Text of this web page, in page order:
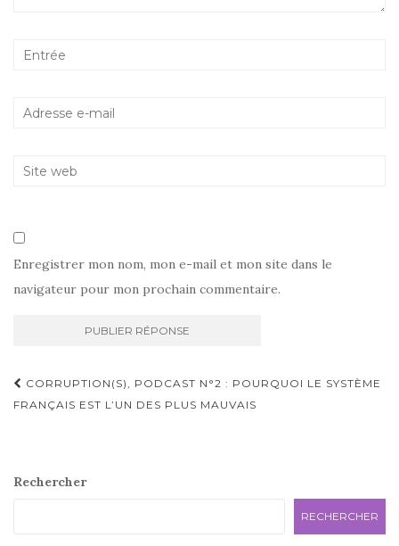
Enregistrer mon nom, mon e-mail et mon site dans le
navigateur pour mon prochain commentaire.
Navigation
d'article
CORRUPTION(S), PODCAST N°2 : POURQUOI LE SYSTÈME
FRANÇAIS EST L’UN DES PLUS MAUVAIS
Rechercher
RECHERCHER